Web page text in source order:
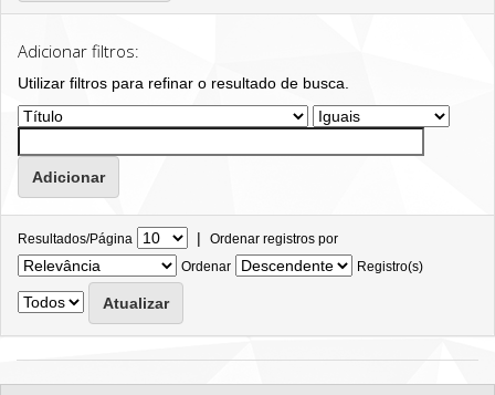
Adicionar filtros:
Utilizar filtros para refinar o resultado de busca.
Resultados/Página | Ordenar registros por
Ordenar
Registro(s)